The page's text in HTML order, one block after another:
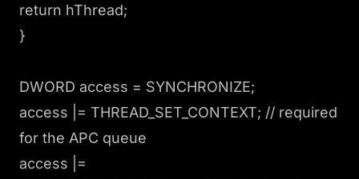
return hThread;
}
DWORD access = SYNCHRONIZE;
access |= THREAD_SET_CONTEXT; // required
for the APC queue
access |=